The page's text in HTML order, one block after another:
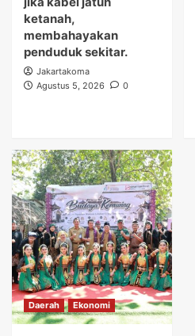
ketanah,
membahayakan
penduduk sekitar.
Jakartakoma
Agustus 5, 2026
0
Daerah Ekonomi